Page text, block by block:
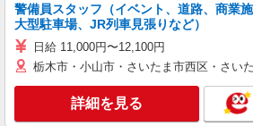
警備員スタッフ（イベント、道路、商業施
大型駐車場、JR列車見張りなど）
日給 11,000円〜12,100円
栃木市・小山市・さいたま市西区・さい
詳細を見る